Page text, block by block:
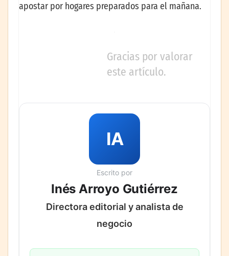
apostar por hogares preparados para el mañana.
Gracias por valorar
este artículo.
IA
Escrito por
Inés Arroyo Gutiérrez
Directora editorial y analista de
negocio